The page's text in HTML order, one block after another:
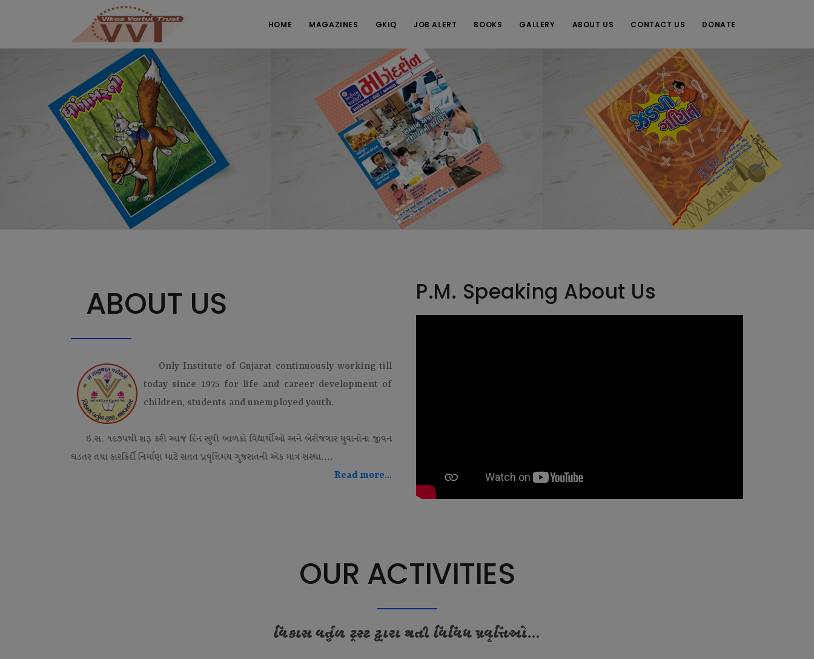
HOME MAGAZINES GKIQ JOB ALERT BOOKS GALLERY ABOUT US CONTACT US DONATE
ABOUT US
Only Institute of Gujarat continuously working till
today since 1975 for life and career development of
children, students and unemployed youth.
ઇ.સ. ૧૯૭૫થી શરૂ કરી આજ દિન સુધી બાળકો વિદ્યાર્થીઓ અને બેરોજગાર યુવાનોના જીવન
ઘડતર તથા કારકિર્દી નિર્માણ માટે સતત પ્રવૃત્તિમય ગુજરાતની એક માત્ર સંસ્થા....
Read more...
P.M. Speaking About Us
OUR ACTIVITIES
વિકાસ વર્તુળ ટ્રસ્ટ દ્વારા થતી વિવિધ પ્રવૃત્તિઓ...